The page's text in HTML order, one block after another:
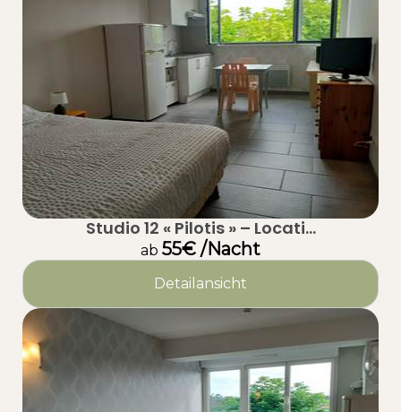
Studio 12 « Pilotis » – Locati...
ab 55€ /Nacht
Detailansicht